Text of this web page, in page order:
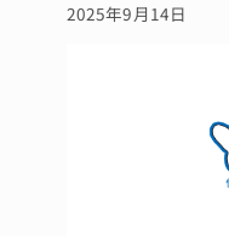
2025年9月14日